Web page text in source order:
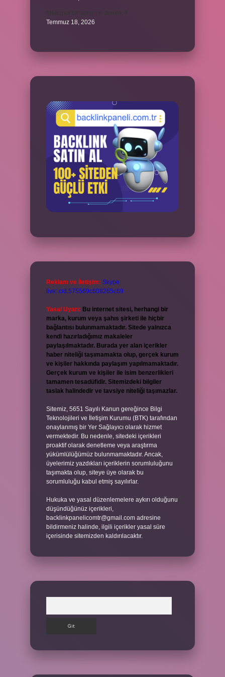
Temmuz 18, 2026
Reklam ve İletişim: Skype:
live:.cid.575569c608265c69
Yasal Uyarı: Bu internet sitesi, herhangi bir
marka, kurum veya şahıs şirketi ile hiçbir
bağlantısı bulunmamaktadır. Sitede yalnızca
kendi hazırladığımız makaleler
paylaşılmaktadır. Burada yer alan içerikler
haber niteliği taşımamakta olup, gerçek kurum
ve kişiler hakkında paylaşım yapılmamaktadır.
Gerçek kurum ve kişiler ile isim benzerlikleri
tamamen tesadüfidir. Sitemizdeki bilgiler
taslak halindedir ve tavsiye niteliği taşımazlar.
Sitemiz, 5651 Sayılı Kanun gereğince Bilgi
Teknolojileri ve İletişim Kurumu (BTK) tarafından
onaylanmış bir Yer Sağlayıcı olarak hizmet
vermektedir. Bu nedenle, sitedeki içerikleri
proaktif olarak denetleme veya araştırma
yükümlülüğümüz bulunmamaktadır. Ancak,
üyelerimiz yazdıkları içeriklerin sorumluluğunu
taşımakta olup, siteye üye olarak bu
sorumluluğu kabul etmiş sayılırlar.
Hukuka ve yasal düzenlemelere aykırı olduğunu
düşündüğünüz içerikleri,
backlinkpanelicomtr@gmail.com adresine
bildirmeniz halinde, ilgili içerikler yasal süre
içerisinde sitemizden kaldırılacaktır.